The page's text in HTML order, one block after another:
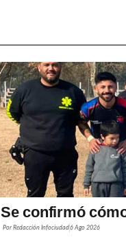
Se confirmó
Por Redacción Infociudad6 Ago 2026